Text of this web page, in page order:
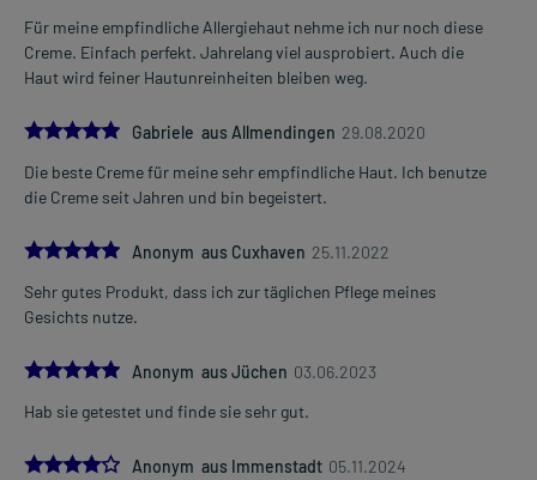
Für meine empfindliche Allergiehaut nehme ich nur noch diese
Creme. Einfach perfekt. Jahrelang viel ausprobiert. Auch die
Haut wird feiner Hautunreinheiten bleiben weg.
5.0
Gabriele aus Allmendingen 29.08.2020
Die beste Creme für meine sehr empfindliche Haut. Ich benutze
die Creme seit Jahren und bin begeistert.
5.0Anonym aus Cuxhaven 25.11.2022
Sehr gutes Produkt, dass ich zur täglichen Pflege meines
Gesichts nutze.
5.0Anonym aus Jüchen 03.06.2023
Hab sie getestet und finde sie sehr gut.
4.0Anonym aus Immenstadt 05.11.2024